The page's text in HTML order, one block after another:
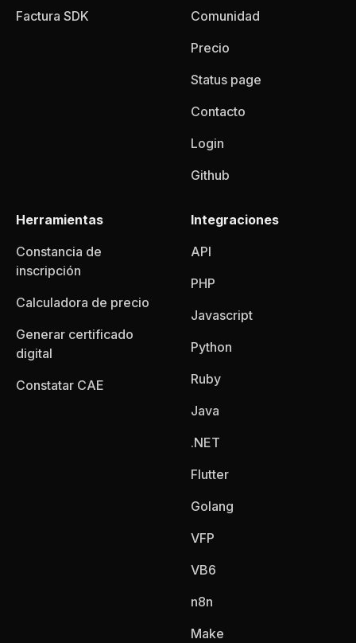
Factura SDK
Comunidad
Precio
Status page
Contacto
Login
Github
Herramientas
Constancia de
inscripción
Calculadora de precio
Generar certificado
digital
Constatar CAE
Integraciones
API
PHP
Javascript
Python
Ruby
Java
.NET
Flutter
Golang
VFP
VB6
n8n
Make